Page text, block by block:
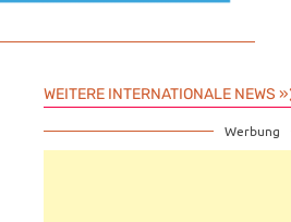
WEITERE INTERNATIONALE NEWS »
Werbung